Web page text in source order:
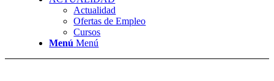
Actualidad
Ofertas de Empleo
Cursos
Menú Menú